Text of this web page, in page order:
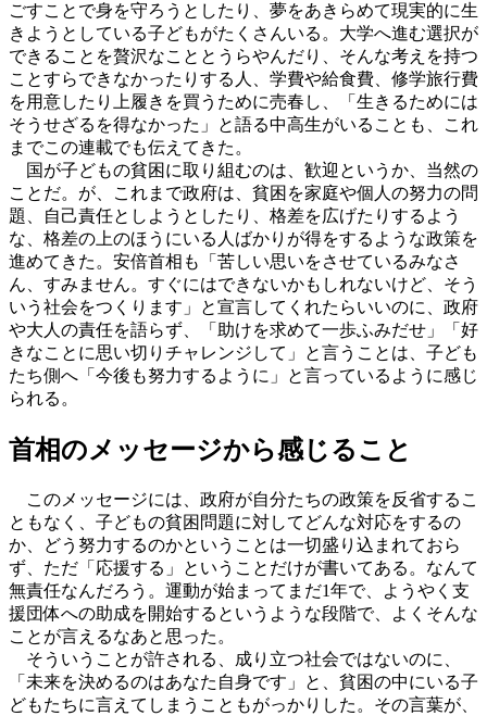
ごすことで身を守ろうとしたり、夢をあきらめて現実的に生
きようとしている子どもがたくさんいる。大学へ進む選択が
できることを贅沢なこととうらやんだり、そんな考えを持つ
ことすらできなかったりする人、学費や給食費、修学旅行費
を用意したり上履きを買うために売春し、「生きるためには
そうせざるを得なかった」と語る中高生がいることも、これ
までこの連載でも伝えてきた。
国が子どもの貧困に取り組むのは、歓迎というか、当然の
ことだ。が、これまで政府は、貧困を家庭や個人の努力の問
題、自己責任としようとしたり、格差を広げたりするよう
な、格差の上のほうにいる人ばかりが得をするような政策を
進めてきた。安倍首相も「苦しい思いをさせているみなさ
ん、すみません。すぐにはできないかもしれないけど、そう
いう社会をつくります」と宣言してくれたらいいのに、政府
や大人の責任を語らず、「助けを求めて一歩ふみだせ」「好
きなことに思い切りチャレンジして」と言うことは、子ども
たち側へ「今後も努力するように」と言っているように感じ
られる。
首相のメッセージから感じること
このメッセージには、政府が自分たちの政策を反省するこ
ともなく、子どもの貧困問題に対してどんな対応をするの
か、どう努力するのかということは一切盛り込まれておら
ず、ただ「応援する」ということだけが書いてある。なんて
無責任なんだろう。運動が始まってまだ1年で、ようやく支
援団体への助成を開始するというような段階で、よくそんな
ことが言えるなあと思った。
そういうことが許される、成り立つ社会ではないのに、
「未来を決めるのはあなた自身です」と、貧困の中にいる子
どもたちに言えてしまうこともがっかりした。その言葉が、